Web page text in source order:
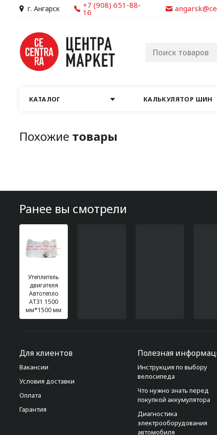
г. Ангарск +7 (908) 651-88-
16
КАТАЛОГ КАЛЬКУЛЯТОР ШИН
Похожие товары
Ранее вы смотрели
Утеплитель
двигателя
Автотепло
АТ31 1500
мм*1500 мм
Для клиентов
Вакансии
Условия доставки
Оплата
Гарантия
Полезная
Инструкция по выбору
велосипеда
Что нужно знать перед
покупкой аккумулятора
Диагностика
электрооборудования
автомобиля